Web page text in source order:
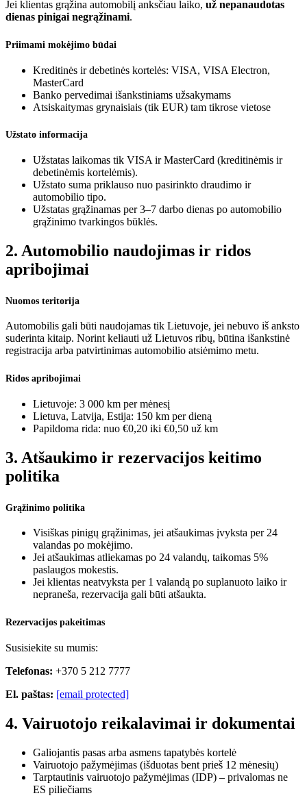
Jei klientas grąžina automobilį anksčiau laiko, už nepanaudotas
dienas pinigai negrąžinami.
Priimami mokėjimo būdai
Kreditinės ir debetinės kortelės: VISA, VISA Electron,
MasterCard
Banko pervedimai išankstiniams užsakymams
Atsiskaitymas grynaisiais (tik EUR) tam tikrose vietose
Užstato informacija
Užstatas laikomas tik VISA ir MasterCard (kreditinėmis ir
debetinėmis kortelėmis).
Užstato suma priklauso nuo pasirinkto draudimo ir
automobilio tipo.
Užstatas grąžinamas per 3–7 darbo dienas po automobilio
grąžinimo tvarkingos būklės.
2. Automobilio naudojimas ir ridos
apribojimai
Nuomos teritorija
Automobilis gali būti naudojamas tik Lietuvoje, jei nebuvo iš anksto
suderinta kitaip. Norint keliauti už Lietuvos ribų, būtina išankstinė
registracija arba patvirtinimas automobilio atsiėmimo metu.
Ridos apribojimai
Lietuvoje: 3 000 km per mėnesį
Lietuva, Latvija, Estija: 150 km per dieną
Papildoma rida: nuo €0,20 iki €0,50 už km
3. Atšaukimo ir rezervacijos keitimo
politika
Grąžinimo politika
Visiškas pinigų grąžinimas, jei atšaukimas įvyksta per 24
valandas po mokėjimo.
Jei atšaukimas atliekamas po 24 valandų, taikomas 5%
paslaugos mokestis.
Jei klientas neatvyksta per 1 valandą po suplanuoto laiko ir
nepraneša, rezervacija gali būti atšaukta.
Rezervacijos pakeitimas
Susisiekite su mumis:
Telefonas: +370 5 212 7777
El. paštas: [email protected]
4. Vairuotojo reikalavimai ir dokumentai
Galiojantis pasas arba asmens tapatybės kortelė
Vairuotojo pažymėjimas (išduotas bent prieš 12 mėnesių)
Tarptautinis vairuotojo pažymėjimas (IDP) – privalomas ne
ES piliečiams